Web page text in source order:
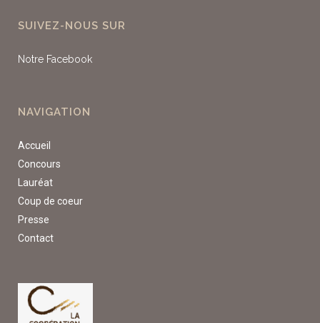
SUIVEZ-NOUS SUR
Notre Facebook
NAVIGATION
Accueil
Concours
Lauréat
Coup de coeur
Presse
Contact